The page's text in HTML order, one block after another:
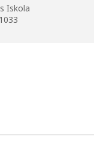
Iskola